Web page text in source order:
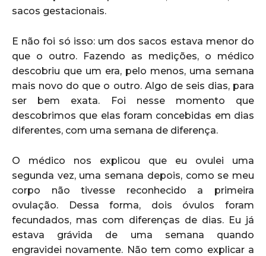
sacos gestacionais.
E não foi só isso: um dos sacos estava menor do
que o outro. Fazendo as medições, o médico
descobriu que um era, pelo menos, uma semana
mais novo do que o outro. Algo de seis dias, para
ser bem exata. Foi nesse momento que
descobrimos que elas foram concebidas em dias
diferentes, com uma semana de diferença.
O médico nos explicou que eu ovulei uma
segunda vez, uma semana depois, como se meu
corpo não tivesse reconhecido a primeira
ovulação. Dessa forma, dois óvulos foram
fecundados, mas com diferenças de dias. Eu já
estava grávida de uma semana quando
engravidei novamente. Não tem como explicar a